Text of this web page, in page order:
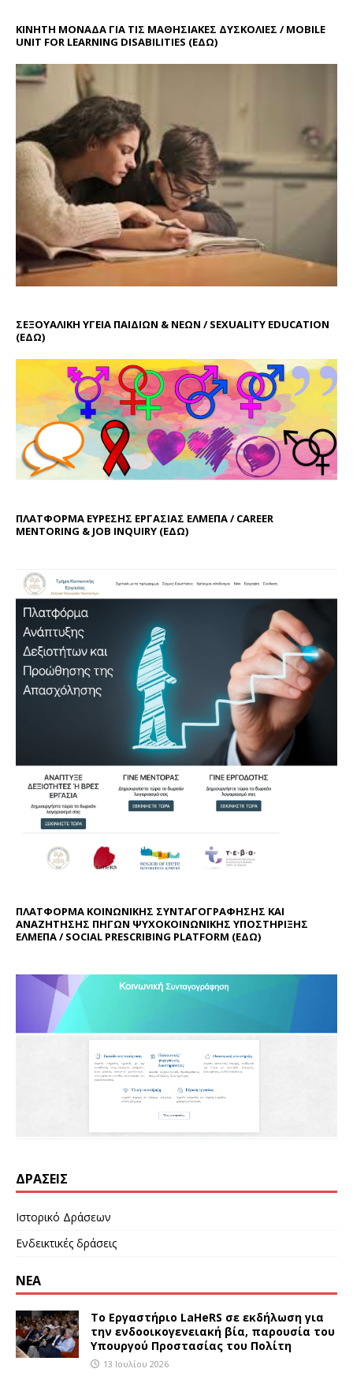
ΚΙΝΗΤΗ ΜΟΝΑΔΑ ΓΙΑ ΤΙΣ ΜΑΘΗΣΙΑΚΕΣ ΔΥΣΚΟΛΙΕΣ / MOBILE
UNIT FOR LEARNING DISABILITIES (ΕΔΩ)
ΣΕΞΟΥΑΛΙΚΗ ΥΓΕΙΑ ΠΑΙΔΙΩΝ & ΝΕΩΝ / SEXUALITY EDUCATION
(ΕΔΩ)
ΠΛΑΤΦΟΡΜΑ ΕΥΡΕΣΗΣ ΕΡΓΑΣΙΑΣ ΕΛΜΕΠΑ / CAREER
MENTORING & JOB INQUIRY (ΕΔΩ)
ΠΛΑΤΦΟΡΜΑ ΚΟΙΝΩΝΙΚΗΣ ΣΥΝΤΑΓΟΓΡΑΦΗΣΗΣ ΚΑΙ
ΑΝΑΖΗΤΗΣΗΣ ΠΗΓΩΝ ΨΥΧΟΚΟΙΝΩΝΙΚΗΣ ΥΠΟΣΤΗΡΙΞΗΣ
ΕΛΜΕΠΑ / SOCIAL PRESCRIBING PLATFORM (ΕΔΩ)
ΔΡΆΣΕΙΣ
Ιστορικό Δράσεων
Ενδεικτικές δράσεις
ΝΕΑ
Το Εργαστήριο LaHeRS σε εκδήλωση για
την ενδοοικογενειακή βία, παρουσία του
Υπουργού Προστασίας του Πολίτη
13 Ιουλίου 2026